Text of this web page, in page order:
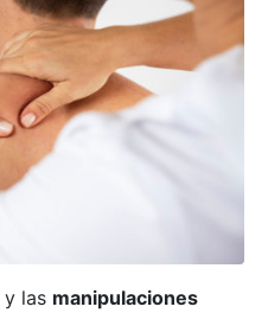
y las manipulaciones